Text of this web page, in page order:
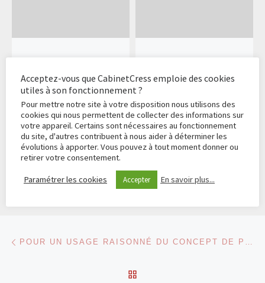
Articulations : une
nouvelle revue
« Paroles d’enfants »: une
démarche d’expression
sur la pandémie
Parcourir les articles POUR UN USAGE RAISONNÉ DU CONCEPT DE PRÉVENTION
Acceptez-vous que CabinetCress emploie des cookies
utiles à son fonctionnement ?
Pour mettre notre site à votre disposition nous utilisons des
cookies qui nous permettent de collecter des informations sur
votre appareil. Certains sont nécessaires au fonctionnement
du site, d'autres contribuent à nous aider à déterminer les
évolutions à apporter. Vous pouvez à tout moment donner ou
retirer votre consentement.
Paramétrer les cookies Accepter En savoir plus...